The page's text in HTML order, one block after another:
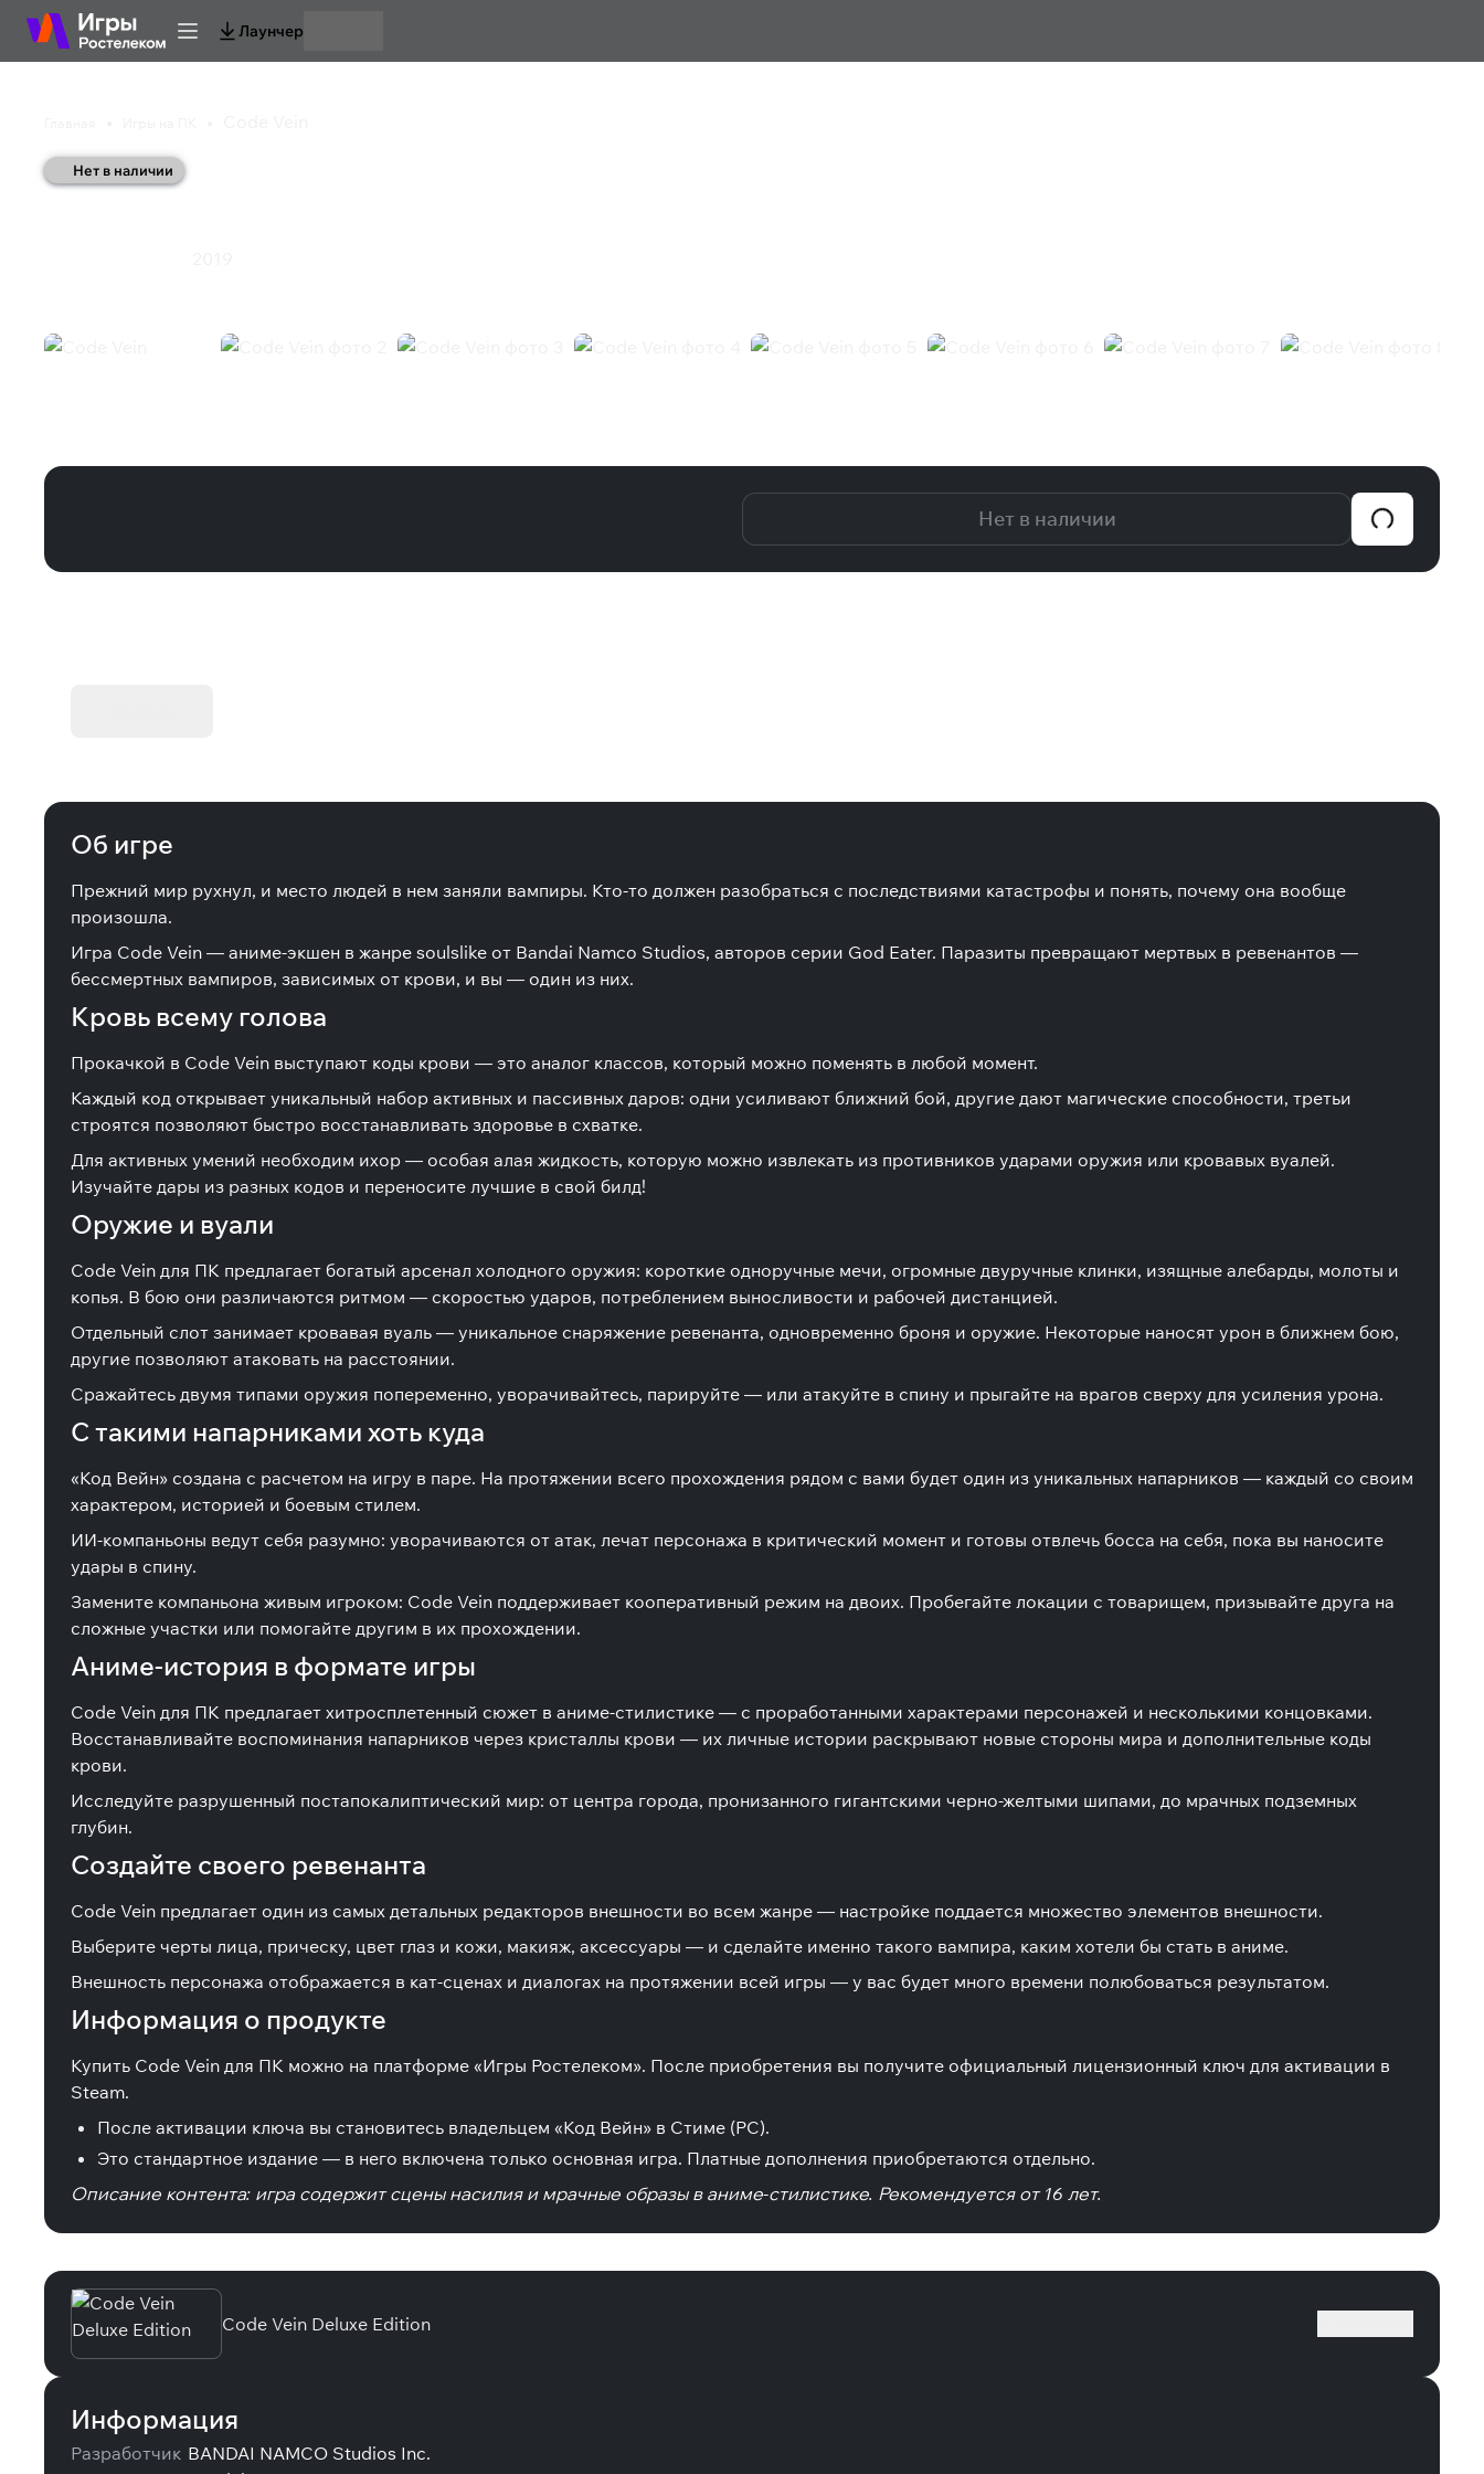
Лаунчер
Нет в наличии
Нет в наличии
Об игре
Прежний мир рухнул, и место людей в нем заняли вампиры. Кто-то должен разобраться с последствиями катастрофы и понять, почему она вообще
произошла.
Игра Code Vein — аниме-экшен в жанре soulslike от Bandai Namco Studios, авторов серии God Eater. Паразиты превращают мертвых в ревенантов —
бессмертных вампиров, зависимых от крови, и вы — один из них.
Кровь всему голова
Прокачкой в Code Vein выступают коды крови — это аналог классов, который можно поменять в любой момент.
Каждый код открывает уникальный набор активных и пассивных даров: одни усиливают ближний бой, другие дают магические способности, третьи
строятся позволяют быстро восстанавливать здоровье в схватке.
Для активных умений необходим ихор — особая алая жидкость, которую можно извлекать из противников ударами оружия или кровавых вуалей.
Изучайте дары из разных кодов и переносите лучшие в свой билд!
Оружие и вуали
Code Vein для ПК предлагает богатый арсенал холодного оружия: короткие одноручные мечи, огромные двуручные клинки, изящные алебарды, молоты и
копья. В бою они различаются ритмом — скоростью ударов, потреблением выносливости и рабочей дистанцией.
Отдельный слот занимает кровавая вуаль — уникальное снаряжение ревенанта, одновременно броня и оружие. Некоторые наносят урон в ближнем бою,
другие позволяют атаковать на расстоянии.
Сражайтесь двумя типами оружия попеременно, уворачивайтесь, парируйте — или атакуйте в спину и прыгайте на врагов сверху для усиления урона.
С такими напарниками хоть куда
«Код Вейн» создана с расчетом на игру в паре. На протяжении всего прохождения рядом с вами будет один из уникальных напарников — каждый со своим
характером, историей и боевым стилем.
ИИ-компаньоны ведут себя разумно: уворачиваются от атак, лечат персонажа в критический момент и готовы отвлечь босса на себя, пока вы наносите
удары в спину.
Замените компаньона живым игроком: Code Vein поддерживает кооперативный режим на двоих. Пробегайте локации с товарищем, призывайте друга на
сложные участки или помогайте другим в их прохождении.
Аниме-история в формате игры
Code Vein для ПК предлагает хитросплетенный сюжет в аниме-стилистике — с проработанными характерами персонажей и несколькими концовками.
Восстанавливайте воспоминания напарников через кристаллы крови — их личные истории раскрывают новые стороны мира и дополнительные коды
крови.
Исследуйте разрушенный постапокалиптический мир: от центра города, пронизанного гигантскими черно-желтыми шипами, до мрачных подземных
глубин.
Создайте своего ревенанта
Code Vein предлагает один из самых детальных редакторов внешности во всем жанре — настройке поддается множество элементов внешности.
Выберите черты лица, прическу, цвет глаз и кожи, макияж, аксессуары — и сделайте именно такого вампира, каким хотели бы стать в аниме.
Внешность персонажа отображается в кат-сценах и диалогах на протяжении всей игры — у вас будет много времени полюбоваться результатом.
Информация о продукте
Купить Code Vein для ПК можно на платформе «Игры Ростелеком». После приобретения вы получите официальный лицензионный ключ для активации в
Steam.
После активации ключа вы становитесь владельцем «Код Вейн» в Стиме (PC).
Это стандартное издание — в него включена только основная игра. Платные дополнения приобретаются отдельно.
Описание контента: игра содержит сцены насилия и мрачные образы в аниме-стилистике. Рекомендуется от 16 лет.
Code Vein Deluxe Edition
Информация
Разработчик BANDAI NAMCO Studios Inc.